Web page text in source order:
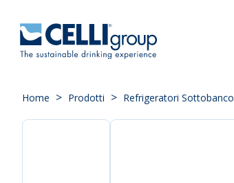
Home > Prodotti > Refrigeratori Sottobanco